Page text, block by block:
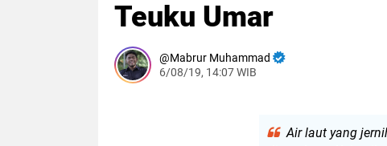
Teuku Umar
Mabrur Muhammad
6/08/19, 14:07 WIB
Air laut yang